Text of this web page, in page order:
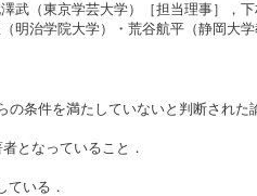
（東京学芸大学）［担当理事］，
治学院大学）・荒谷航平（静岡大
条件を満たしていないと判断され
となっていること．
ている．